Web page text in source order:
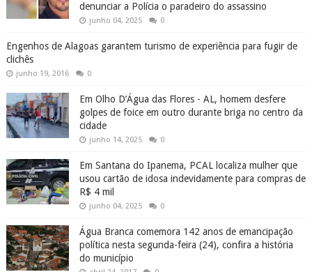
denunciar a Polícia o paradeiro do assassino
junho 04, 2025 0
Engenhos de Alagoas garantem turismo de experiência para fugir de
clichês
junho 19, 2016 0
Em Olho D’Água das Flores - AL, homem desfere
golpes de foice em outro durante briga no centro da
cidade
junho 14, 2025 0
Em Santana do Ipanema, PCAL localiza mulher que
usou cartão de idosa indevidamente para compras de
R$ 4 mil
junho 04, 2025 0
Água Branca comemora 142 anos de emancipação
política nesta segunda-feira (24), confira a história
do município